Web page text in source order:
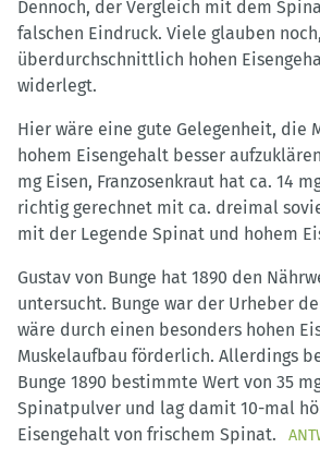
Dennoch, der Vergleich mit dem
falschen Eindruck. Viele glauben
überdurchschnittlich hohen
widerlegt.
Hier wäre eine gute Gelegenheit, die
hohem Eisengehalt besser
mg Eisen, Franzosenkraut hat ca. 14
richtig gerechnet mit ca. dreimal
mit der Legende Spinat und hohem
Gustav von Bunge hat 1890 den
untersucht. Bunge war der Urheber
wäre durch einen besonders hohen
Muskelaufbau förderlich. Allerdings
Bunge 1890 bestimmte Wert von 35
Spinatpulver und lag damit 10-mal
Eisengehalt von frischem Spinat.